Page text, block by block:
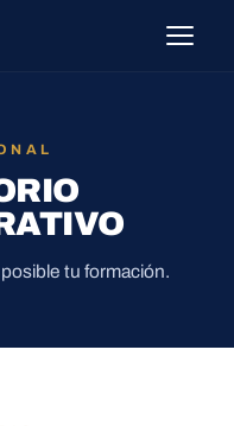
tu formación.